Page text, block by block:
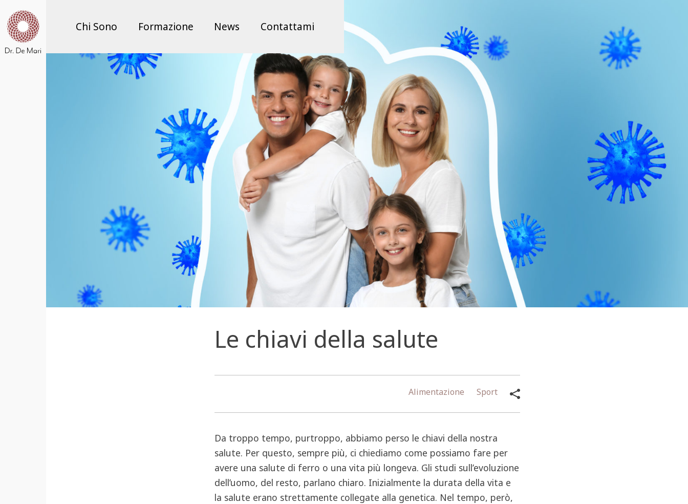
Chi Sono Formazione News Contattami
Le chiavi della salute
Alimentazione Sport
Da troppo tempo, purtroppo, abbiamo perso le chiavi della nostra
salute. Per questo, sempre più, ci chiediamo come possiamo fare per
avere una salute di ferro o una vita più longeva. Gli studi sull’evoluzione
dell’uomo, del resto, parlano chiaro. Inizialmente la durata della vita e
la salute erano strettamente collegate alla genetica. Nel tempo, però,